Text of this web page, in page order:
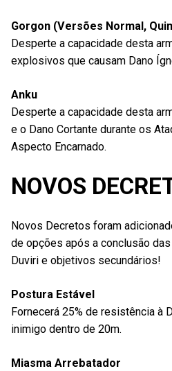
Gorgon (Versões Normal,
Desperte a capacidade desta
explosivos que causam Dano
Anku
Desperte a capacidade desta
e o Dano Cortante durante os
Aspecto Encarnado.
NOVOS
Novos Decretos foram
de opções após a conclusão
Duviri e objetivos secundários!
Postura Estável
Fornecerá 25% de resistência à
inimigo dentro de 20m.
Miasma Arrebatador